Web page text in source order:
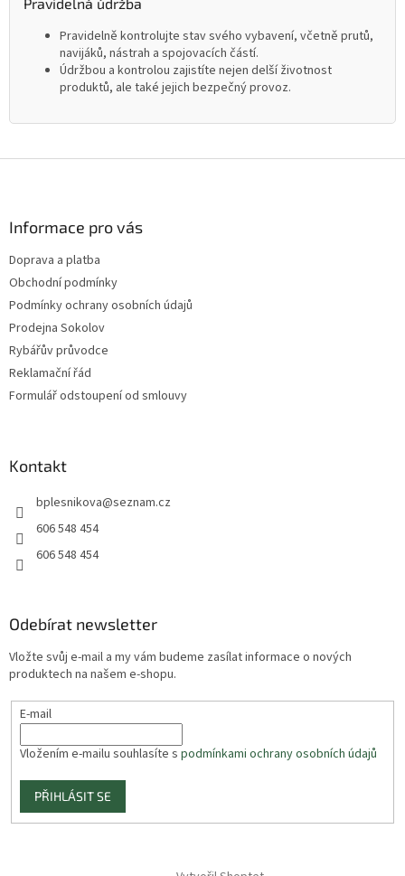
Pravidelně kontrolujte stav svého vybavení, včetně prutů,
navijáků, nástrah a spojovacích částí.
Údržbou a kontrolou zajistíte nejen delší životnost
produktů, ale také jejich bezpečný provoz.
Informace pro vás
Doprava a platba
Obchodní podmínky
Podmínky ochrany osobních údajů
Prodejna Sokolov
Rybářův průvodce
Reklamační řád
Formulář odstoupení od smlouvy
Kontakt
bplesnikova@seznam.cz
606 548 454
606 548 454
Odebírat newsletter
Vložte svůj e-mail a my vám budeme zasílat informace o nových
produktech na našem e-shopu.
E-mail
Vložením e-mailu souhlasíte s podmínkami ochrany osobních údajů
PŘIHLÁSIT SE